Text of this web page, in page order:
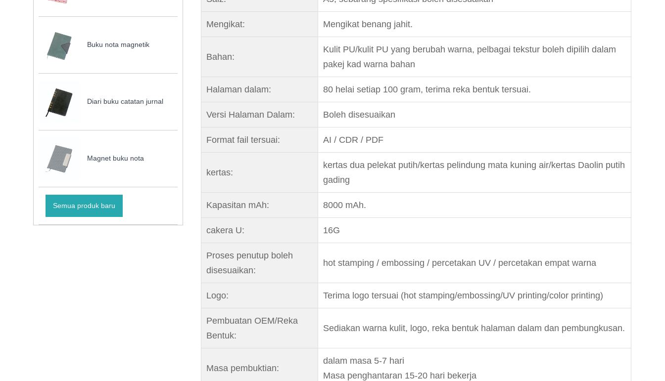
Buku nota magnetik
Diari buku catatan jurnal
Magnet buku nota
Semua produk baru
Mengikat: Mengikat benang jahit.
Bahan:
Kulit PU/kulit PU yang berubah warna, pelbagai tekstur boleh dipilih dalam
pakej kad warna bahan
Halaman dalam: 80 helai setiap 100 gram, terima reka bentuk tersuai.
Versi Halaman Dalam: Boleh disesuaikan
Format fail tersuai: AI / CDR / PDF
kertas:
kertas dua pelekat putih/kertas pelindung mata kuning air/kertas Daolin putih
gading
Kapasitan mAh: 8000 mAh.
cakera U: 16G
Proses penutup boleh
disesuaikan:
hot stamping / embossing / percetakan UV / percetakan empat warna
Logo: Terima logo tersuai (hot stamping/embossing/UV printing/color printing)
Pembuatan OEM/Reka
Bentuk:
Sediakan warna kulit, logo, reka bentuk halaman dalam dan pembungkusan.
Masa pembuktian:
dalam masa 5-7 hari
Masa penghantaran 15-20 hari bekerja